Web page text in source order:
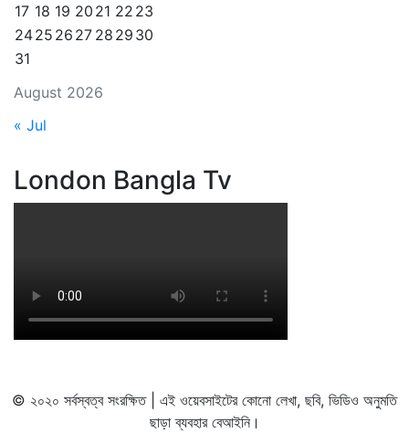
August 2026
17 18 19 20 21 22 23
2425 26 27 28 29 30
31
« Jul
London Bangla Tv
© ২০২০ সর্বস্বত্ব সংরক্ষিত | এই ওয়েবসাইটের কোনো লেখা, ছবি, ভিডিও অনুমতি
ছাড়া ব্যবহার বেআইনি।